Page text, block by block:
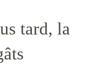
tard, la